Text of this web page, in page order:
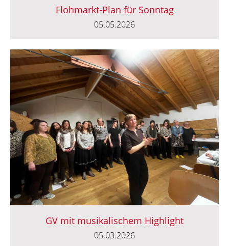
Flohmarkt-Plan für Sonntag
05.05.2026
GV mit musikalischem Highlight
05.03.2026